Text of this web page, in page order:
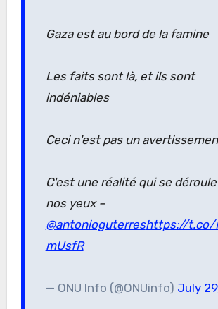
Gaza est au bord de la famine
Les faits sont là, et ils sont
indéniables
Ceci n'est pas un
C'est une réalité qui se
nos yeux –
@antonioguterreshttps://t.co/
mUsfR
— ONU Info (@ONUinfo) July